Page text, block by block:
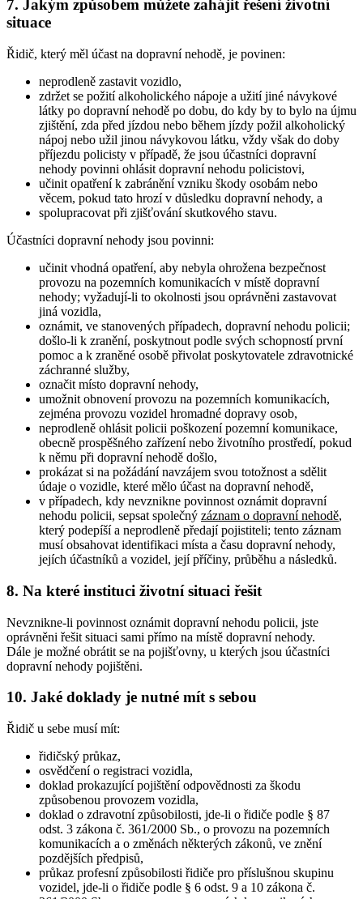
7. Jakým způsobem můžete zahájit řešení životní
situace
Řidič, který měl účast na dopravní nehodě, je povinen:
neprodleně zastavit vozidlo,
zdržet se požití alkoholického nápoje a užití jiné návykové
látky po dopravní nehodě po dobu, do kdy by to bylo na újmu
zjištění, zda před jízdou nebo během jízdy požil alkoholický
nápoj nebo užil jinou návykovou látku, vždy však do doby
příjezdu policisty v případě, že jsou účastníci dopravní
nehody povinni ohlásit dopravní nehodu policistovi,
učinit opatření k zabránění vzniku škody osobám nebo
věcem, pokud tato hrozí v důsledku dopravní nehody, a
spolupracovat při zjišťování skutkového stavu.
Účastníci dopravní nehody jsou povinni:
učinit vhodná opatření, aby nebyla ohrožena bezpečnost
provozu na pozemních komunikacích v místě dopravní
nehody; vyžadují-li to okolnosti jsou oprávněni zastavovat
jiná vozidla,
oznámit, ve stanovených případech, dopravní nehodu policii;
došlo-li k zranění, poskytnout podle svých schopností první
pomoc a k zraněné osobě přivolat poskytovatele zdravotnické
záchranné služby,
označit místo dopravní nehody,
umožnit obnovení provozu na pozemních komunikacích,
zejména provozu vozidel hromadné dopravy osob,
neprodleně ohlásit policii poškození pozemní komunikace,
obecně prospěšného zařízení nebo životního prostředí, pokud
k němu při dopravní nehodě došlo,
prokázat si na požádání navzájem svou totožnost a sdělit
údaje o vozidle, které mělo účast na dopravní nehodě,
v případech, kdy nevznikne povinnost oznámit dopravní
nehodu policii, sepsat společný záznam o dopravní nehodě,
který podepíší a neprodleně předají pojistiteli; tento záznam
musí obsahovat identifikaci místa a času dopravní nehody,
jejích účastníků a vozidel, její příčiny, průběhu a následků.
8. Na které instituci životní situaci řešit
Nevznikne-li povinnost oznámit dopravní nehodu policii, jste
oprávněni řešit situaci sami přímo na místě dopravní nehody.
Dále je možné obrátit se na pojišťovny, u kterých jsou účastníci
dopravní nehody pojištěni.
10. Jaké doklady je nutné mít s sebou
Řidič u sebe musí mít:
řidičský průkaz,
osvědčení o registraci vozidla,
doklad prokazující pojištění odpovědnosti za škodu
způsobenou provozem vozidla,
doklad o zdravotní způsobilosti, jde-li o řidiče podle § 87
odst. 3 zákona č. 361/2000 Sb., o provozu na pozemních
komunikacích a o změnách některých zákonů, ve znění
pozdějších předpisů,
průkaz profesní způsobilosti řidiče pro příslušnou skupinu
vozidel, jde-li o řidiče podle § 6 odst. 9 a 10 zákona č.